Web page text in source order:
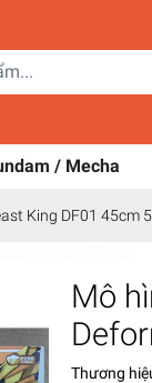
/ Mecha
King DF01 45cm
Mô
Thương